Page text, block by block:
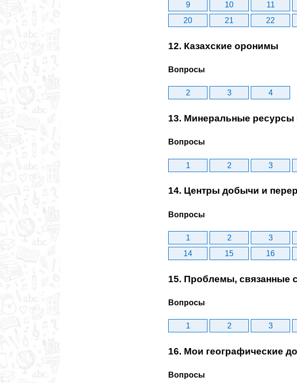
9 10 11
20
21 22
12. Казахские оронимы
Вопросы
2 3 4
13. Минеральные ресурсы
Вопросы
1 2 3
14. Центры добычи и
Вопросы
1 2 3
14
15 16
15. Проблемы, связанные
Вопросы
1 2 3
16. Мои географические
Вопросы